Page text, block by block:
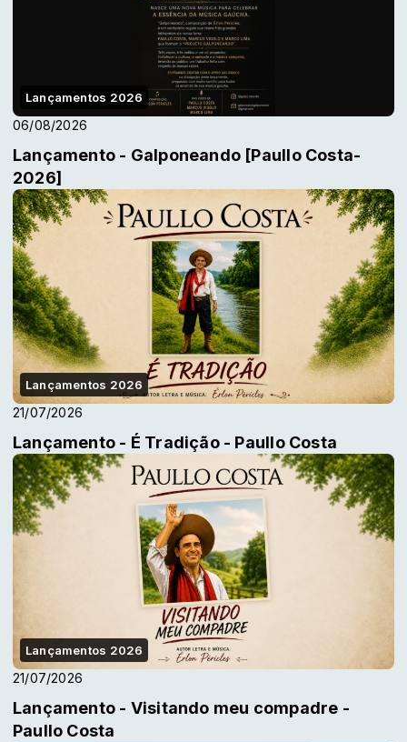
Lançamentos 2026
06/08/2026
Lançamento - Galponeando [Paullo Costa-
2026]
Lançamentos 2026
21/07/2026
Lançamento - É Tradição - Paullo Costa
Lançamentos 2026
21/07/2026
Lançamento - Visitando meu compadre -
Paullo Costa